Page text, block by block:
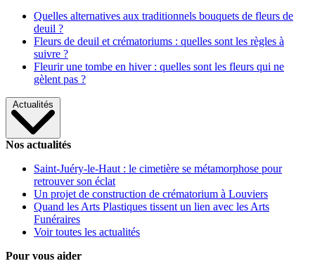
Quelles alternatives aux traditionnels bouquets de fleurs de
deuil ?
Fleurs de deuil et crématoriums : quelles sont les règles à
suivre ?
Fleurir une tombe en hiver : quelles sont les fleurs qui ne
gèlent pas ?
Actualités
Nos actualités
Saint-Juéry-le-Haut : le cimetière se métamorphose pour
retrouver son éclat
Un projet de construction de crématorium à Louviers
Quand les Arts Plastiques tissent un lien avec les Arts
Funéraires
Voir toutes les actualités
Pour vous aider